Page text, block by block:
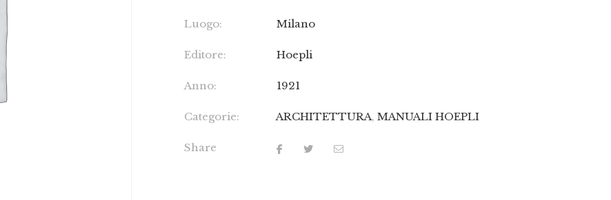
Luogo: Milano
Editore: Hoepli
Anno: 1921
Categorie: ARCHITETTURA,MANUALI HOEPLI
Share